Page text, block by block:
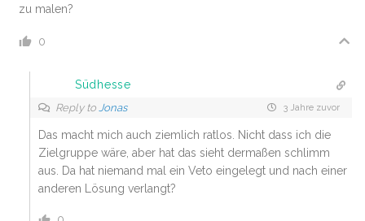
zu malen?
0
Südhesse
Reply to Jonas 3 Jahre zuvor
Das macht mich auch ziemlich ratlos. Nicht dass ich die
Zielgruppe wäre, aber hat das sieht dermaßen schlimm
aus. Da hat niemand mal ein Veto eingelegt und nach einer
anderen Lösung verlangt?